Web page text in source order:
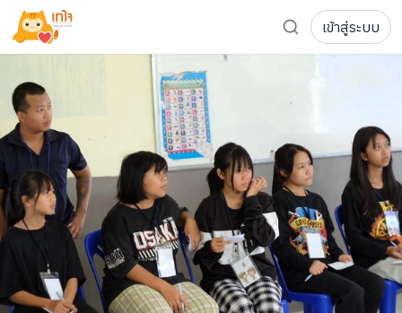
รู้จักเทใจ
เพจระดมทุน
เกี่ยวกับเรา
ผู้บริจาค
การลดหย่อนภาษี
แฟนคลับศิลปิน
FAQ ผู้บริจาค
เจ้าของโครงการ
ส่งโครงการ
FAQ เจ้าของโครงการ
ติดต่อเรา
เข้าสู่ระบบ